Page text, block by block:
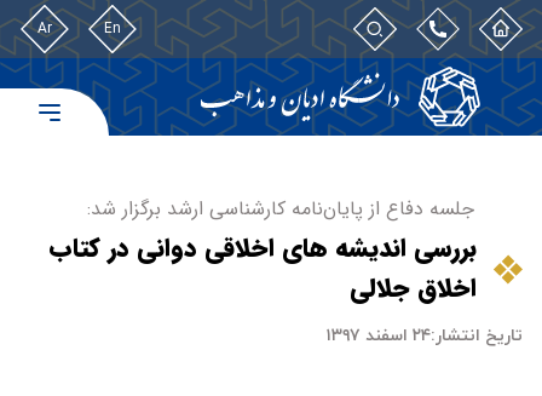
En
Ar
جلسه دفاع از پایان‌نامه کارشناسی ارشد برگزار شد:
بررسی اندیشه های اخلاقی دوانی در کتاب
اخلاق جلالی
تاریخ انتشار:۲۴ اسفند ۱۳۹۷